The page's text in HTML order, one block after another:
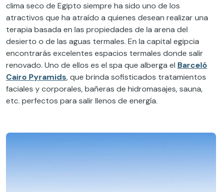
clima seco de Egipto siempre ha sido uno de los
atractivos que ha atraído a quienes desean realizar una
terapia basada en las propiedades de la arena del
desierto o de las aguas termales. En la capital egipcia
encontrarás excelentes espacios termales donde salir
renovado. Uno de ellos es el spa que alberga el Barceló
Cairo Pyramids, que brinda sofisticados tratamientos
faciales y corporales, bañeras de hidromasajes, sauna,
etc. perfectos para salir llenos de energía.